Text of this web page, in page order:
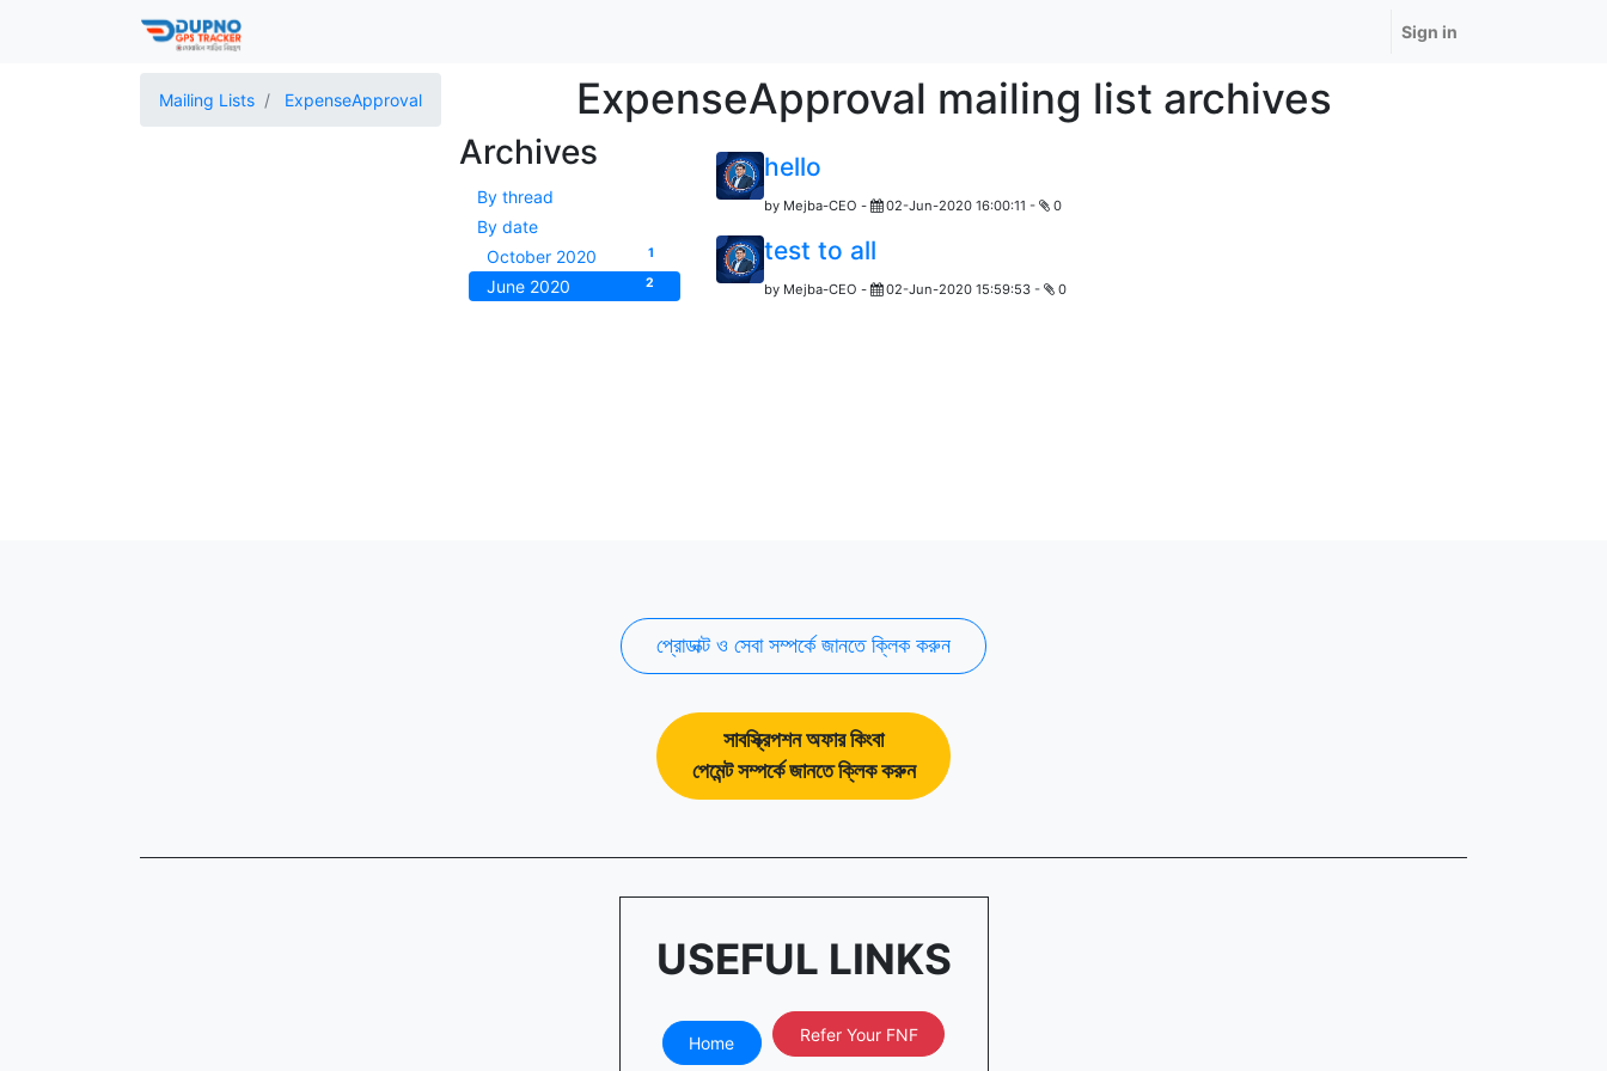
Sign in
Mailing Lists ExpenseApproval ExpenseApproval mailing list archives
Archives
By thread
By date
October 2020
1
June 2020 2
hello
by Mejba-CEO - 02-Jun-2020 16:00:11 - 0
test to all
by Mejba-CEO - 02-Jun-2020 15:59:53- 0
প্রোডাক্ট ও সেবা সম্পর্কে জানতে ক্লিক করুন
সাবস্ক্রিপশন অফার কিংবা
পেমেন্ট সম্পর্কে জানতে ক্লিক করুন
USEFUL LINKS
Home Refer Your FNF